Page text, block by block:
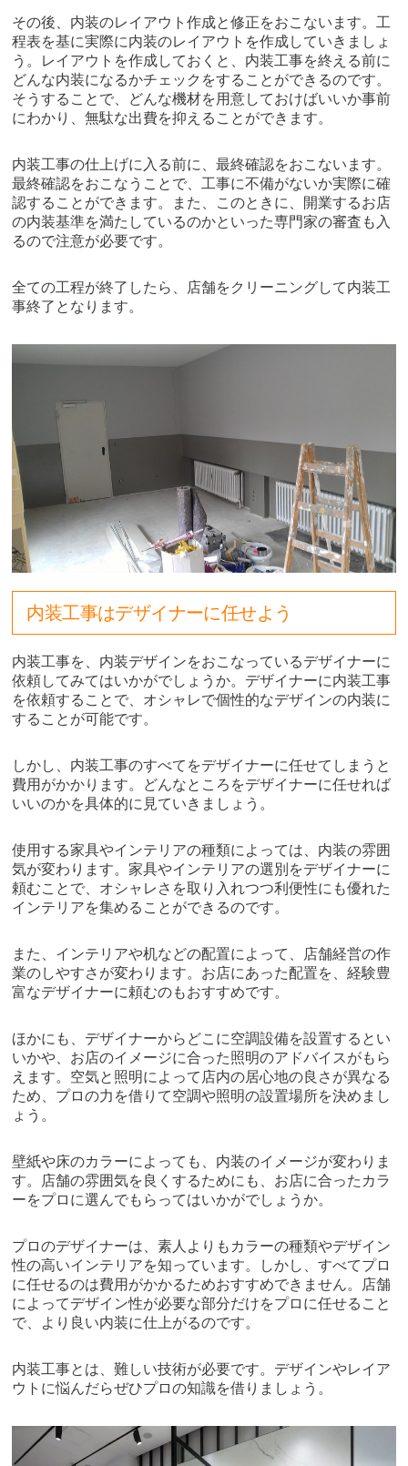
その後、内装のレイアウト作成と修正をおこないます。工
程表を基に実際に内装のレイアウトを作成していきましょ
う。レイアウトを作成しておくと、内装工事を終える前に
どんな内装になるかチェックをすることができるのです。
そうすることで、どんな機材を用意しておけばいいか事前
にわかり、無駄な出費を抑えることができます。
内装工事の仕上げに入る前に、最終確認をおこないます。
最終確認をおこなうことで、工事に不備がないか実際に確
認することができます。また、このときに、開業するお店
の内装基準を満たしているのかといった専門家の審査も入
るので注意が必要です。
全ての工程が終了したら、店舗をクリーニングして内装工
事終了となります。
内装工事はデザイナーに任せよう
内装工事を、内装デザインをおこなっているデザイナーに
依頼してみてはいかがでしょうか。デザイナーに内装工事
を依頼することで、オシャレで個性的なデザインの内装に
することが可能です。
しかし、内装工事のすべてをデザイナーに任せてしまうと
費用がかかります。どんなところをデザイナーに任せれば
いいのかを具体的に見ていきましょう。
使用する家具やインテリアの種類によっては、内装の雰囲
気が変わります。家具やインテリアの選別をデザイナーに
頼むことで、オシャレさを取り入れつつ利便性にも優れた
インテリアを集めることができるのです。
また、インテリアや机などの配置によって、店舗経営の作
業のしやすさが変わります。お店にあった配置を、経験豊
富なデザイナーに頼むのもおすすめです。
ほかにも、デザイナーからどこに空調設備を設置するとい
いかや、お店のイメージに合った照明のアドバイスがもら
えます。空気と照明によって店内の居心地の良さが異なる
ため、プロの力を借りて空調や照明の設置場所を決めまし
ょう。
壁紙や床のカラーによっても、内装のイメージが変わりま
す。店舗の雰囲気を良くするためにも、お店に合ったカラ
ーをプロに選んでもらってはいかがでしょうか。
プロのデザイナーは、素人よりもカラーの種類やデザイン
性の高いインテリアを知っています。しかし、すべてプロ
に任せるのは費用がかかるためおすすめできません。店舗
によってデザイン性が必要な部分だけをプロに任せること
で、より良い内装に仕上がるのです。
内装工事とは、難しい技術が必要です。デザインやレイア
ウトに悩んだらぜひプロの知識を借りましょう。